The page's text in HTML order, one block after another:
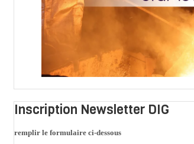
Inscription Newsletter DIG
remplir le formulaire ci-dessous